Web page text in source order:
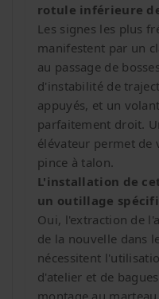
rotule inférieure
Les signes les plus
manifestent par un
au passage de
d'instabilité de
appuyés, et un
parfaitement droit.
élévateur permet de
pince à talon.
L'installation de
un outillage
Oui, l'extraction de
de la nouvelle dans
nécessitent
d'atelier et de
montage au